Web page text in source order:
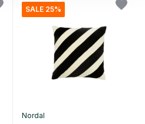
SALE 25%
Nordal